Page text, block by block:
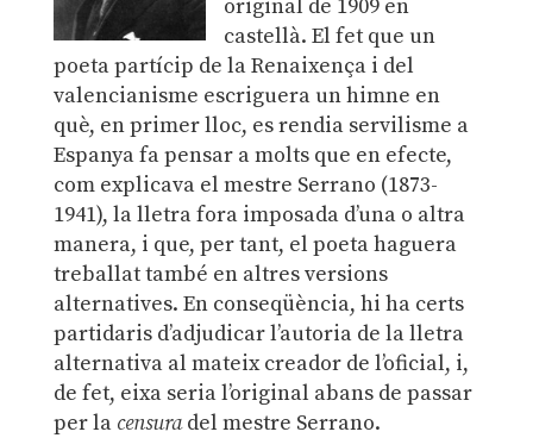
original de 1909 en
castellà. El fet que un
poeta partícip de la Renaixença i del
valencianisme escriguera un himne en
què, en primer lloc, es rendia servilisme a
Espanya fa pensar a molts que en efecte,
com explicava el mestre Serrano (1873-
1941), la lletra fora imposada d’una o altra
manera, i que, per tant, el poeta haguera
treballat també en altres versions
alternatives. En conseqüència, hi ha certs
partidaris d’adjudicar l’autoria de la lletra
alternativa al mateix creador de l’oficial, i,
de fet, eixa seria l’original abans de passar
per la censuradel mestre Serrano.